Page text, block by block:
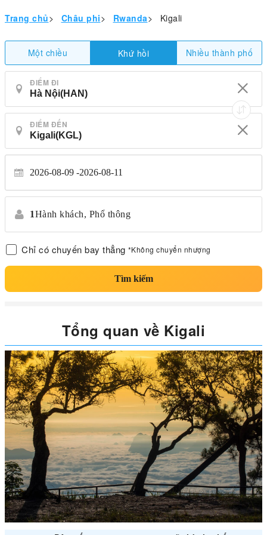
Trang chủ> Châu phi> Rwanda> Kigali
Một chiều Khứ hồi Nhiều thành phố
ĐIỂM ĐI
ĐIỂM ĐẾN
2026-08-09 2026-08-11
1Hành khách, Phổ thông
Chỉ có chuyến bay thẳng *Không chuyển nhượng
Tìm kiếm
Tổng quan về Kigali